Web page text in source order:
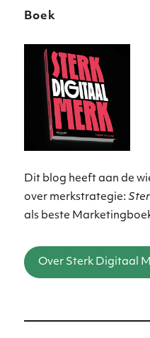
Boek
Dit blog heeft aan de
over merkstrategie:
als beste
Over Sterk Digitaal